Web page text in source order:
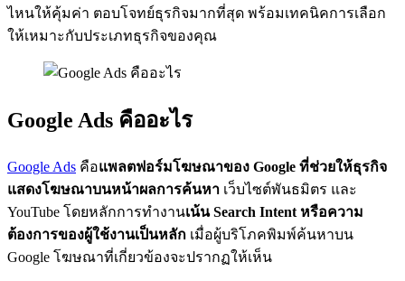
ไหนให้คุ้มค่า ตอบโจทย์ธุรกิจมากที่สุด พร้อมเทคนิคการเลือก
ให้เหมาะกับประเภทธุรกิจของคุณ
Google Ads คืออะไร
Google Ads คือแพลตฟอร์มโฆษณาของ Google ที่ช่วยให้ธุรกิจ
แสดงโฆษณาบนหน้าผลการค้นหา เว็บไซต์พันธมิตร และ
YouTube โดยหลักการทำงานเน้น Search Intent หรือความ
ต้องการของผู้ใช้งานเป็นหลัก เมื่อผู้บริโภคพิมพ์ค้นหาบน
Google โฆษณาที่เกี่ยวข้องจะปรากฏให้เห็น